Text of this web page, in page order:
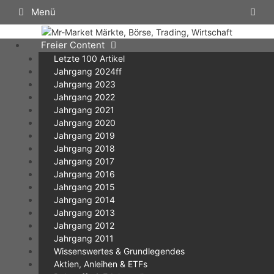
Inhalt
Menü
Freier Content
Letzte 100 Artikel
Jahrgang 2024ff
Jahrgang 2023
Jahrgang 2022
Jahrgang 2021
Jahrgang 2020
Jahrgang 2019
Jahrgang 2018
Jahrgang 2017
Jahrgang 2016
Jahrgang 2015
Jahrgang 2014
Jahrgang 2013
Jahrgang 2012
Jahrgang 2011
Wissenswertes & Grundlegendes
Aktien, Anleihen & ETFs